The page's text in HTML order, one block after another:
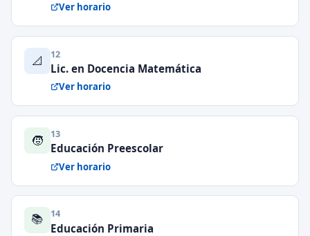
Ver horario
📐 12
Lic. en Docencia Matemática
Ver horario
🧒 13
Educación Preescolar
Ver horario
📚 14
Educación Primaria